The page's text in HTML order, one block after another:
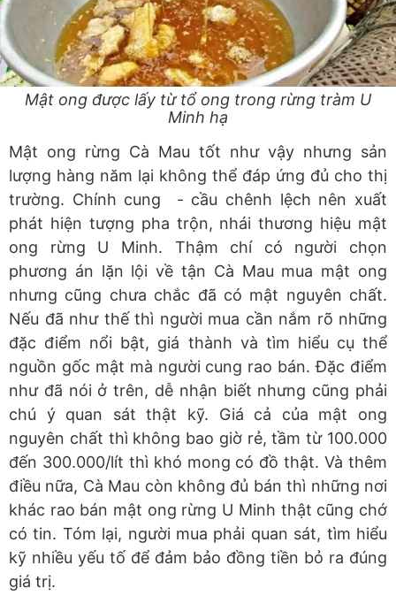
Mật ong được lấy từ tổ ong trong rừng tràm U
Minh hạ
Mật ong rừng Cà Mau tốt như vậy nhưng sản
lượng hàng năm lại không thể đáp ứng đủ cho thị
trường. Chính cung - cầu chênh lệch nên xuất
phát hiện tượng pha trộn, nhái thương hiệu mật
ong rừng U Minh. Thậm chí có người chọn
phương án lặn lội về tận Cà Mau mua mật ong
nhưng cũng chưa chắc đã có mật nguyên chất.
Nếu đã như thế thì người mua cần nắm rõ những
đặc điểm nổi bật, giá thành và tìm hiểu cụ thể
nguồn gốc mật mà người cung rao bán. Đặc điểm
như đã nói ở trên, dễ nhận biết nhưng cũng phải
chú ý quan sát thật kỹ. Giá cả của mật ong
nguyên chất thì không bao giờ rẻ, tầm từ 100.000
đến 300.000/lít thì khó mong có đồ thật. Và thêm
điều nữa, Cà Mau còn không đủ bán thì những nơi
khác rao bán mật ong rừng U Minh thật cũng chớ
có tin. Tóm lại, người mua phải quan sát, tìm hiểu
kỹ nhiều yếu tố để đảm bảo đồng tiền bỏ ra đúng
giá trị.